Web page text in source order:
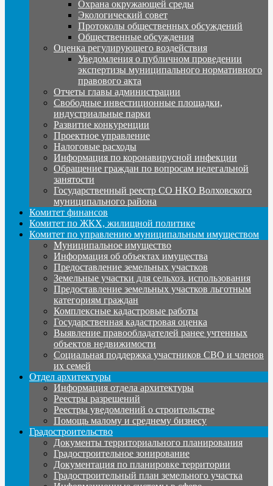
Охрана окружающей среды
Экологический совет
Протоколы общественных обсуждений
Общественные обсуждения
Оценка регулирующего воздействия
Уведомления о публичном проведении
экспертизы муниципального нормативного
правового акта
Отчеты главы администрации
Свободные инвестиционные площадки,
индустриальные парки
Развитие конкуренции
Проектное управление
Налоговые расходы
Информация по коронавирусной инфекции
Обращение граждан по вопросам нелегальной
занятости
Государственный реестр СО НКО Волховского
муниципального района
Комитет финансов
Комитет по ЖКХ, жилищной политике
Комитет по управлению муниципальным имуществом
Муниципальное имущество
Информация об объектах имущества
Предоставление земельных участков
Земельные участки для сельхоз. использования
Предоставление земельных участков льготным
категориям граждан
Комплексные кадастровые работы
Государственная кадастровая оценка
Выявление правообладателей ранее учтенных
объектов недвижимости
Социальная поддержка участников СВО и членов
их семей
Отдел архитектуры
Информация отдела архитектуры
Реестры разрешений
Реестры уведомлений о строительстве
Помощь малому и среднему бизнесу
Градостроительство
Документы территориального планирования
Градостроительное зонирование
Документация по планировке территории
Градостроительный план земельного участка